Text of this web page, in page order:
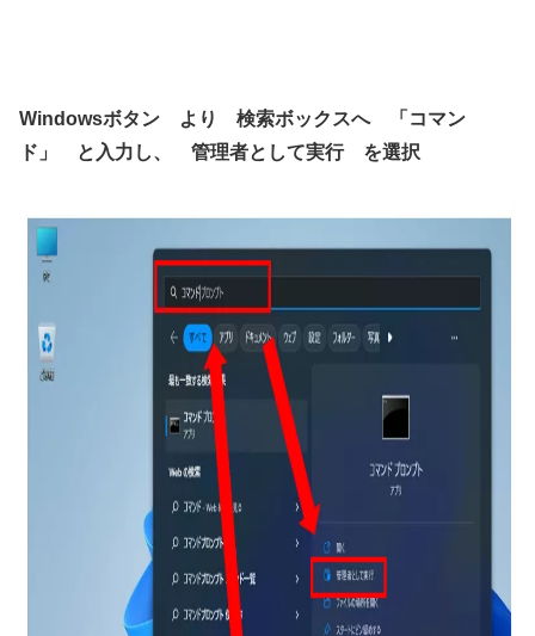
Windowsボタン より 検索ボックスへ 「コマン
ド」 と入力し、 管理者として実行 を選択